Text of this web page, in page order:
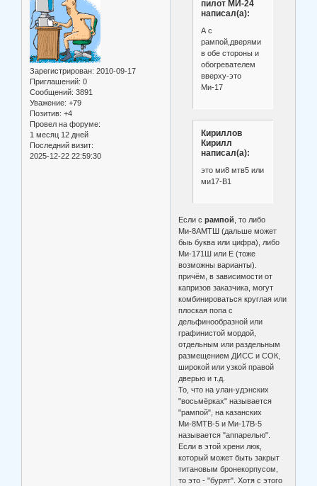
Зарегистрирован: 2010-09-17
Приглашений: 0
Сообщений: 3891
Уважение: +79
Позитив: +4
Провел на форуме:
1 месяц 12 дней
Последний визит:
2025-12-22 22:59:30
пилот МИ-24
написал(а):
А с
рампой,дверями
в обе стороны и
обогревателем
вверху-это
Ми-17
Кириллов
Кирилл
написал(а):
это ми8 мтв5 или
ми17-В1
Если срампой , то либо
Ми-8АМТШ (дальше может
быь буква или цифра), либо
Ми-171Ш или Е (тоже
возможны варианты).
причём, в зависимости от
капризов заказчика, могут
комбинироваться круглая или
плоская попа с
дельфинообразной или
графинистой мордой,
отдельным или раздельным
размещением ДИСС и СОК,
широкой или узкой правой
дверью и т.д.
То, что на улан-удэнских
"восьмёрках" называется
"рампой", на казанских
Ми-8МТВ-5 и Ми-17В-5
называется "аппарелью".
Если в этой хрени люк,
который может быть закрыт
титановым бронекорпусом,
то это - "бурят". Хотя с этого